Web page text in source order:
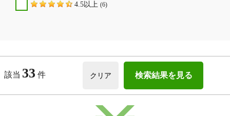
4.5以上 (6)
該当 33 件 クリア 検索結果を見る